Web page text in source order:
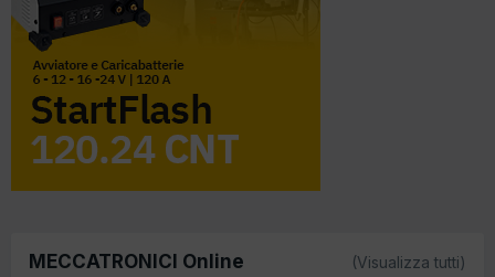
MECCATRONICI Online (Visualizza tutti)